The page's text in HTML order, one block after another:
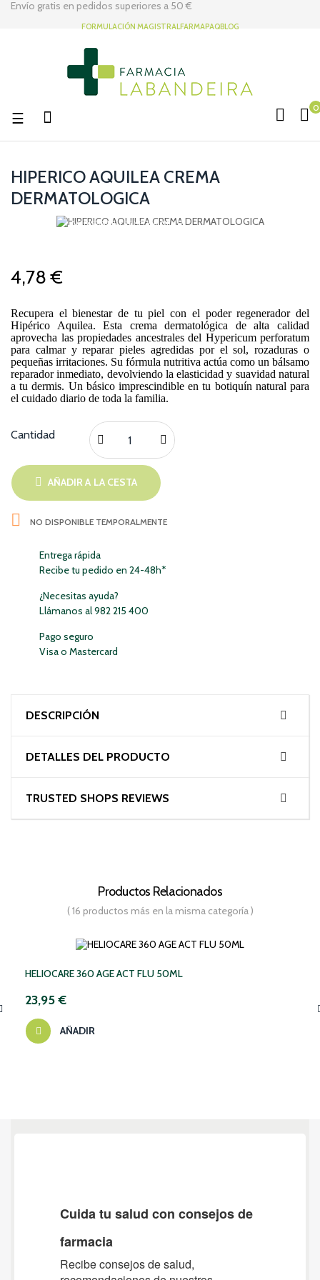
Envío gratis en pedidos superiores a 50 €
FORMULACIÓN MAGISTRALFARMAPAQBLOG
0
Navegación
palanca
☰
HIPERICO AQUILEA CREMA
DERMATOLOGICA
NO DISPONIBLE TEMPORALMENTE
4,78 €
Recupera el bienestar de tu piel con el poder regenerador del
Hipérico Aquilea. Esta crema dermatológica de alta calidad
aprovecha las propiedades ancestrales del Hypericum perforatum
para calmar y reparar pieles agredidas por el sol, rozaduras o
pequeñas irritaciones. Su fórmula nutritiva actúa como un bálsamo
reparador inmediato, devolviendo la elasticidad y suavidad natural
a tu dermis. Un básico imprescindible en tu botiquín natural para
el cuidado diario de toda la familia.
Cantidad
AÑADIR A LA CESTA
 NO DISPONIBLE TEMPORALMENTE
Entrega rápida
Recibe tu pedido en 24-48h*
¿Necesitas ayuda?
Llámanos al 982 215 400
Pago seguro
Visa o Mastercard
DESCRIPCIÓN
DETALLES DEL PRODUCTO
TRUSTED SHOPS REVIEWS
Productos Relacionados
( 16 productos más en la misma categoría )
HELIOCARE 360 AGE ACT FLU 50ML
23,95 €
AÑADIR